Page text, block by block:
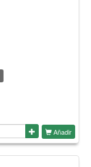
Añadir